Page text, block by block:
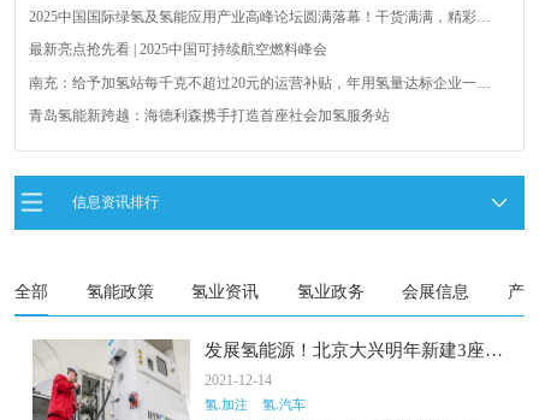
2025中国国际绿氢及氢能应用产业高峰论坛圆满落幕！干货满满，精彩瞬
最新亮点抢先看 | 2025中国可持续航空燃料峰会
南充：给予加氢站每千克不超过20元的运营补贴，年用氢量达标企业一次
青岛氢能新跨越：海德利森携手打造首座社会加氢服务站
全球首台套！240吨氢能矿用刚性自卸车联合开发协议签署暨项目阶段开发
荷兰氢能产业联盟到访天德工业装备，与市区相关领导就威海文登区氢能
信息资讯排行
全部 氢能政策 氢业资讯 氢业政务 会展信息 产
发展氢能源！北京大兴明年新建3座加
氢站，推广500辆氢能车
2021-12-14
氢.加注 氢.汽车